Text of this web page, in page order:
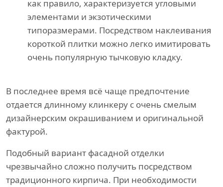
как правило, характеризуется угловыми
элементами и экзотическими
типоразмерами. Посредством наклеивания
короткой плитки можно легко имитировать
очень популярную тычковую кладку.
В последнее время всё чаще предпочтение
отдается длинному клинкеру с очень смелым
дизайнерским окрашиванием и оригинальной
фактурой.
Подобный вариант фасадной отделки
чрезвычайно сложно получить посредством
традиционного кирпича. При необходимости